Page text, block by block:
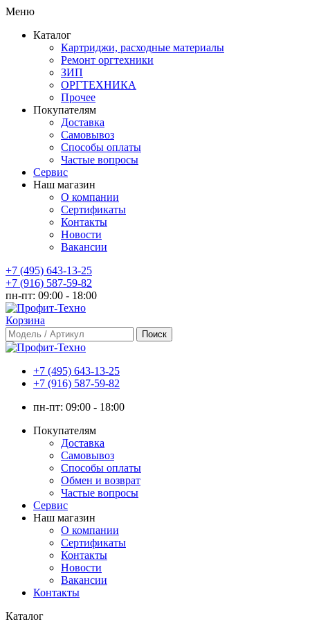
Меню
Каталог
Картриджи, расходные материалы
Ремонт оргтехники
ЗИП
ОРГТЕХНИКА
Прочее
Покупателям
Доставка
Самовывоз
Способы оплаты
Частые вопросы
Сервис
Наш магазин
О компании
Сертификаты
Контакты
Новости
Вакансии
+7 (495) 643-13-25
+7 (916) 587-59-82
пн-пт: 09:00 - 18:00
Корзина
+7 (495) 643-13-25
+7 (916) 587-59-82
пн-пт: 09:00 - 18:00
Покупателям
Доставка
Самовывоз
Способы оплаты
Обмен и возврат
Частые вопросы
Сервис
Наш магазин
О компании
Сертификаты
Контакты
Новости
Вакансии
Контакты
Каталог